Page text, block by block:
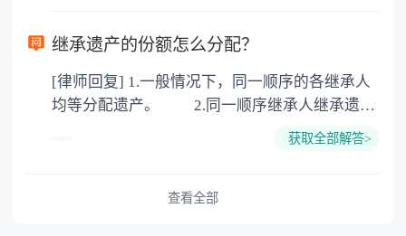
以防对财产继承发生纠纷，可以对遗产继承进行
公证。
继承遗产的份额怎么分配？
[律师回复] 1.一般情况下，同一顺序的各继承人
均等分配遗产。 2.同一顺序继承人继承遗产
或者与被继承人共同生活的继承人，分配遗产
获取全部解答>
查看全部